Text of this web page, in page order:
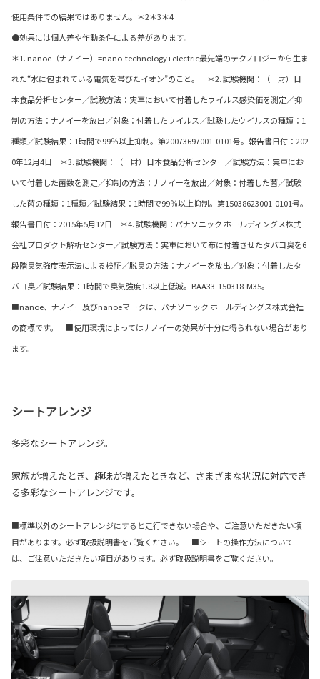
使用条件での結果ではありません。＊2＊3＊4
●効果には個人差や作動条件による差があります。
＊1. nanoe（ナノイー）=nano-technology+electric最先端のテクノロジーから生ま
れた“水に包まれている電気を帯びたイオン”のこと。 ＊2. 試験機関：（一財）日
本食品分析センター／試験方法：実車において付着したウイルス感染価を測定／抑
制の方法：ナノイーを放出／対象：付着したウイルス／試験したウイルスの種類：1
種類／試験結果：1時間で99％以上抑制。第20073697001-0101号。報告書日付：202
0年12月4日 ＊3. 試験機関：（一財）日本食品分析センター／試験方法：実車にお
いて付着した菌数を測定／抑制の方法：ナノイーを放出／対象：付着した菌／試験
した菌の種類：1種類／試験結果：1時間で99％以上抑制。第15038623001-0101号。
報告書日付：2015年5月12日 ＊4. 試験機関：パナソニック ホールディングス株式
会社プロダクト解析センター／試験方法：実車において布に付着させたタバコ臭を6
段階臭気強度表示法による検証／脱臭の方法：ナノイーを放出／対象：付着したタ
バコ臭／試験結果：1時間で臭気強度1.8以上低減。BAA33-150318-M35。
■nanoe、ナノイー及びnanoeマークは、パナソニック ホールディングス株式会社
の商標です。 ■使用環境によってはナノイーの効果が十分に得られない場合があり
ます。
シートアレンジ
多彩なシートアレンジ。
家族が増えたとき、趣味が増えたときなど、さまざまな状況に対応でき
る多彩なシートアレンジです。
■標準以外のシートアレンジにすると走行できない場合や、ご注意いただきたい項
目があります。必ず取扱説明書をご覧ください。 ■シートの操作方法について
は、ご注意いただきたい項目があります。必ず取扱説明書をご覧ください。